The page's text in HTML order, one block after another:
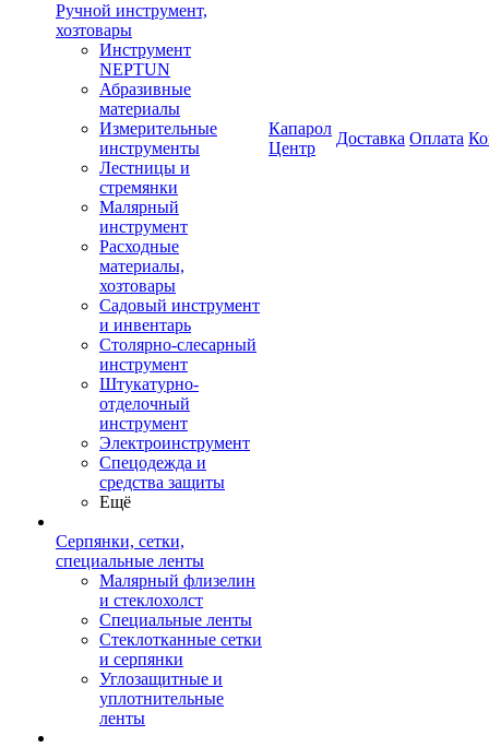
Ручной инструмент,
хозтовары
Инструмент
NEPTUN
Абразивные
материалы
Измерительные
инструменты
Лестницы и
стремянки
Малярный
инструмент
Расходные
материалы,
хозтовары
Садовый инструмент
и инвентарь
Столярно-слесарный
инструмент
Штукатурно-
отделочный
инструмент
Электроинструмент
Спецодежда и
средства защиты
Ещё
Серпянки, сетки,
специальные ленты
Малярный флизелин
и стеклохолст
Специальные ленты
Стеклотканные сетки
и серпянки
Углозащитные и
уплотнительные
ленты
Капарол
Центр
Доставка Оплата